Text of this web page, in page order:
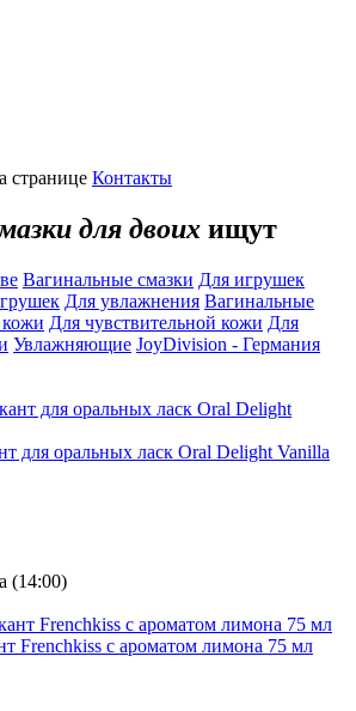
странице Контакты
для двоих ищут
Вагинальные смазки Для игрушек
Для увлажнения Вагинальные
кожи Для чувствительной кожи Для
Увлажняющие JoyDivision - Германия
для оральных ласк Oral Delight Vanilla
(14:00)
Frenchkiss с ароматом лимона 75 мл